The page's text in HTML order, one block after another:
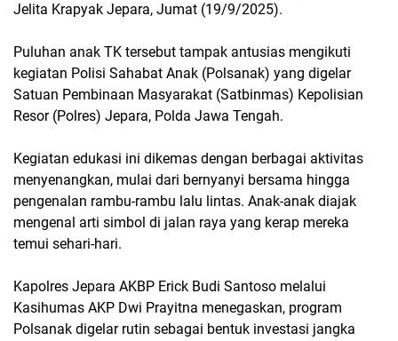
Jelita Krapyak Jepara, Jumat (19/9/2025).
Puluhan anak TK tersebut tampak antusias mengikuti
kegiatan Polisi Sahabat Anak (Polsanak) yang digelar
Satuan Pembinaan Masyarakat (Satbinmas) Kepolisian
Resor (Polres) Jepara, Polda Jawa Tengah.
Kegiatan edukasi ini dikemas dengan berbagai aktivitas
menyenangkan, mulai dari bernyanyi bersama hingga
pengenalan rambu-rambu lalu lintas. Anak-anak diajak
mengenal arti simbol di jalan raya yang kerap mereka
temui sehari-hari.
Kapolres Jepara AKBP Erick Budi Santoso melalui
Kasihumas AKP Dwi Prayitna menegaskan, program
Polsanak digelar rutin sebagai bentuk investasi jangka